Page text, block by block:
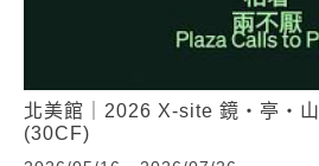
北美館｜2026 X-site 鏡・亭・
(30CF)